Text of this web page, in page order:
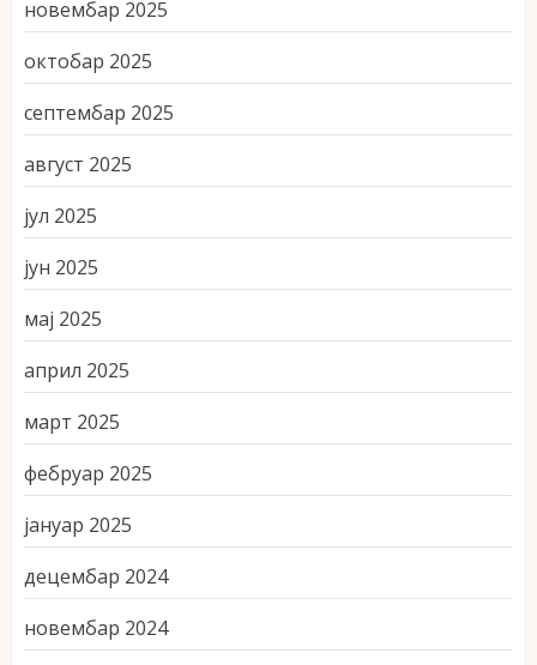
новембар 2025
октобар 2025
септембар 2025
август 2025
јул 2025
јун 2025
мај 2025
април 2025
март 2025
фебруар 2025
јануар 2025
децембар 2024
новембар 2024